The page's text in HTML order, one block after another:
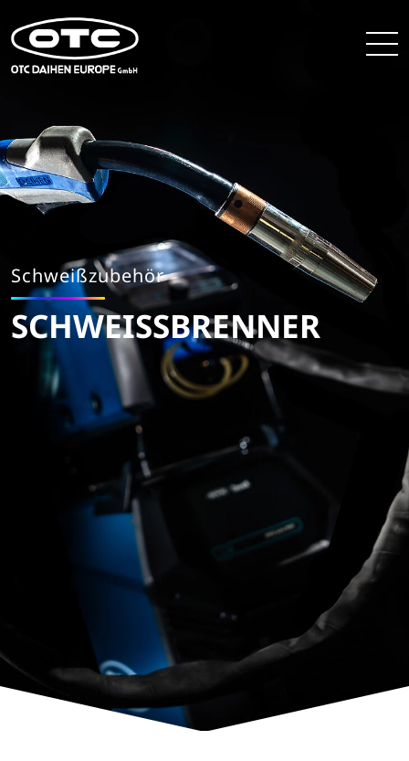
Schweißzubehör
SCHWEISSBRENNER